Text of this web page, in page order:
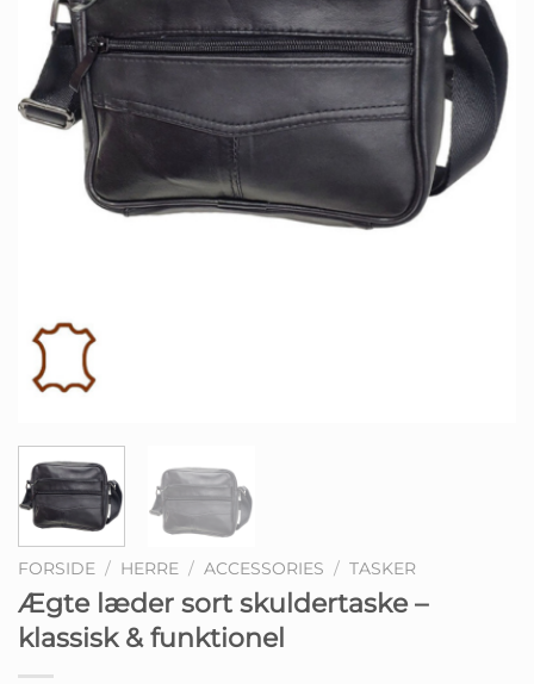
FORSIDE / HERRE / ACCESSORIES / TASKER
Ægte læder sort skuldertaske –
klassisk & funktionel